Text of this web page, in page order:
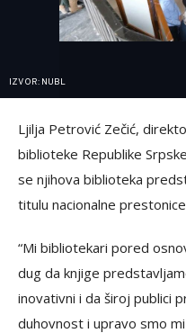
IZVOR: NUBL
Ljilja Petrović Zečić,
biblioteke Republike
se njihova biblioteka
titulu nacionalne
“Mi bibliotekari pored
dug da knjige
inovativni i da široj publici
duhovnost i upravo smo